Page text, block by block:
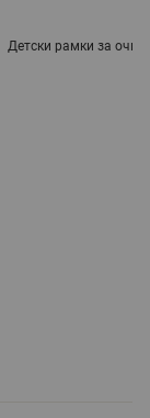
Детски рамки за